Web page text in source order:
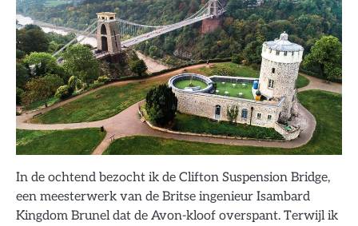
In de ochtend bezocht ik de Clifton Suspension Bridge,
een meesterwerk van de Britse ingenieur Isambard
Kingdom Brunel dat de Avon-kloof overspant. Terwijl ik